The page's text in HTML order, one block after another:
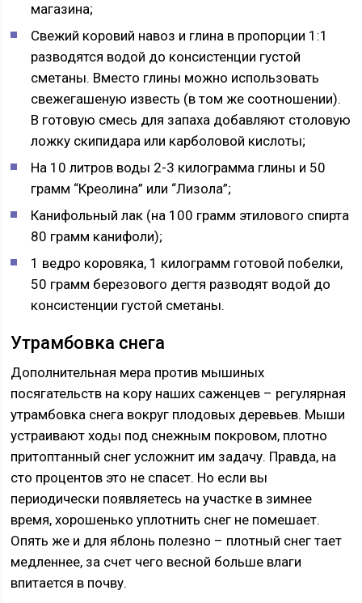
магазина;
Свежий коровий навоз и глина в пропорции 1:1
разводятся водой до консистенции густой
сметаны. Вместо глины можно использовать
свежегашеную известь (в том же соотношении).
В готовую смесь для запаха добавляют столовую
ложку скипидара или карболовой кислоты;
На 10 литров воды 2-3 килограмма глины и 50
грамм “Креолина” или “Лизола”;
Канифольный лак (на 100 грамм этилового спирта
80 грамм канифоли);
1 ведро коровяка, 1 килограмм готовой побелки,
50 грамм березового дегтя разводят водой до
консистенции густой сметаны.
Утрамбовка снега
Дополнительная мера против мышиных
посягательств на кору наших саженцев – регулярная
утрамбовка снега вокруг плодовых деревьев. Мыши
устраивают ходы под снежным покровом, плотно
притоптанный снег усложнит им задачу. Правда, на
сто процентов это не спасет. Но если вы
периодически появляетесь на участке в зимнее
время, хорошенько уплотнить снег не помешает.
Опять же и для яблонь полезно – плотный снег тает
медленнее, за счет чего весной больше влаги
впитается в почву.